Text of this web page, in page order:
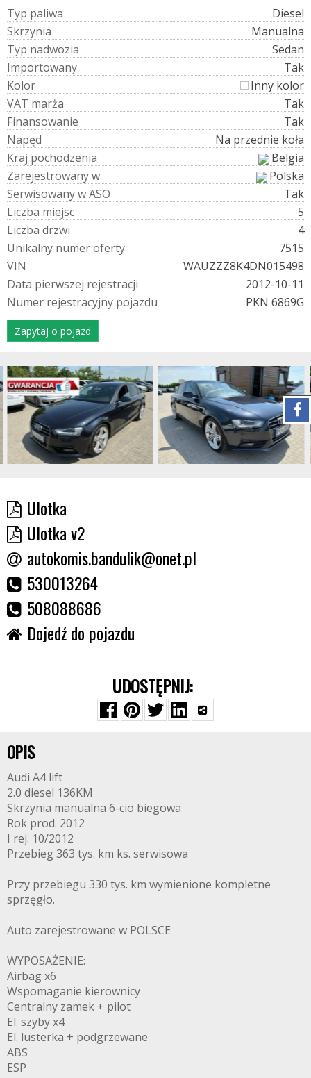
Typ paliwa
Diesel
Skrzynia
Manualna
Typ nadwozia
Sedan
Importowany
Tak
Kolor
Inny kolor
VAT marża
Tak
Finansowanie
Tak
Napęd
Na przednie koła
Kraj pochodzenia
Belgia
Zarejestrowanyw
Polska
SerwisowanywASO
Tak
Liczba miejsc
5
Liczba drzwi
4
Unikalny numeroferty
7515
VIN
WAUZZZ8K4DN015498
Data pierwszej rejestracji
2012-10-11
Numer rejestracyjny pojazdu PKN 6869G
Zapytaj o pojazd
Ulotka
Ulotka v2
autokomis.bandulik@onet.pl
530013264
508088686
Dojedź do pojazdu
UDOSTĘPNIJ:
OPIS
Audi A4 lift
2.0 diesel 136KM
Skrzynia manualna 6-cio biegowa
Rok prod. 2012
I rej. 10/2012
Przebieg 363 tys. km ks. serwisowa
Przy przebiegu 330 tys. km wymienione kompletne
sprzęgło.
Auto zarejestrowane w POLSCE
WYPOSAŻENIE:
Airbag x6
Wspomaganie kierownicy
Centralny zamek + pilot
El. szyby x4
El. lusterka + podgrzewane
ABS
ESP